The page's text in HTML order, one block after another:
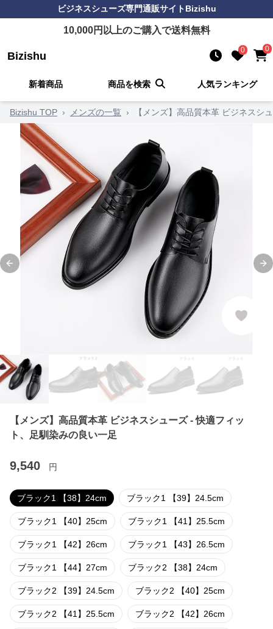
ビジネスシューズ専門通販サイトBizishu
10,000円以上のご購入で送料無料
Bizishu 0 0
新着商品 商品を検索 人気ランキング
Bizishu TOP › メンズの一覧 › 【メンズ】高品質本革 ビジネスシ
Previous slide
【メンズ】高品質本革 ビジネスシューズ - 快適フィッ
ト、足馴染みの良い一足
9,540 円
ブラック1 【38】24cm ブラック1 【39】24.5cm
ブラック1 【40】25cm ブラック1 【41】25.5cm
ブラック1 【42】26cm ブラック1 【43】26.5cm
ブラック1 【44】27cm ブラック2 【38】24cm
ブラック2 【39】24.5cm ブラック2 【40】25cm
ブラック2 【41】25.5cm ブラック2 【42】26cm